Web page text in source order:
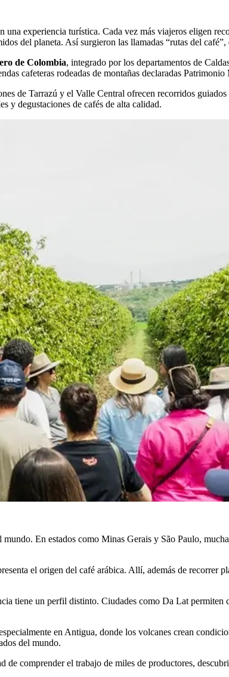
una experiencia turística. Cada vez más viajeros eligen
del planeta. Así surgieron las llamadas “rutas del
de Colombia, integrado por los departamentos de
cafeteras rodeadas de montañas declaradas
de Tarrazú y el Valle Central ofrecen recorridos
y degustaciones de cafés de alta calidad.
En estados como Minas Gerais y São Paulo,
el origen del café arábica. Allí, además de recorrer
tiene un perfil distinto. Ciudades como Da Lat
en Antigua, donde los volcanes crean
del mundo.
de comprender el trabajo de miles de productores,